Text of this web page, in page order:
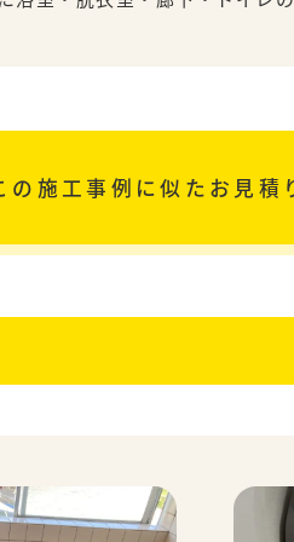
の施工事例に似た お見積